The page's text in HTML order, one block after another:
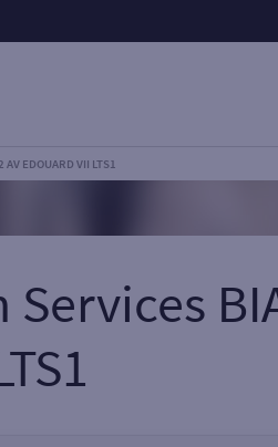
EDOUARD VII LTS1